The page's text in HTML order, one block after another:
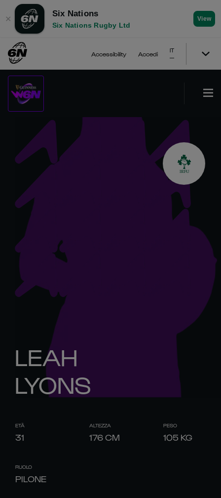
✕
Six Nations
Six Nations Rugby Ltd
View
Accessibility Accedi
IT
LEAH
LYONS
ETÀ
31
ALTEZZA
176CM
PESO
105 KG
RUOLO
PILONE